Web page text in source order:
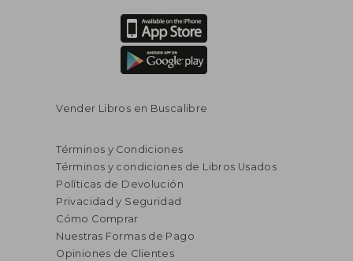
10% S/ 58,00
Vender Libros en Buscalibre
Términos y Condiciones
Términos y condiciones de Libros Usados
Políticas de Devolución
Privacidad y Seguridad
Cómo Comprar
Nuestras Formas de Pago
Opiniones de Clientes